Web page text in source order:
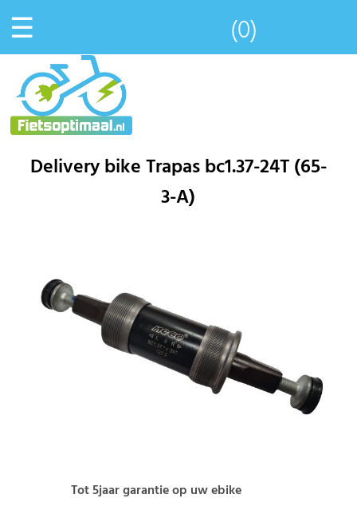
☰ (0)
Delivery bike Trapas bc1.37-24T (65-
3-A)
Tot 5jaar garantie op uw ebike